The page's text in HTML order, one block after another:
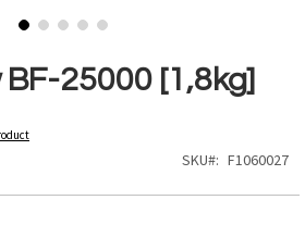
25000 [1,8kg]
SKU F1060027